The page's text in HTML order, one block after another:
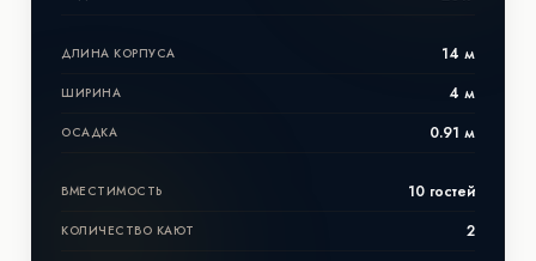
ДЛИНА КОРПУСА 14 м
ШИРИНА 4 м
ОСАДКА 0.91 м
ВМЕСТИМОСТЬ 10 гостей
КОЛИЧЕСТВО КАЮТ 2